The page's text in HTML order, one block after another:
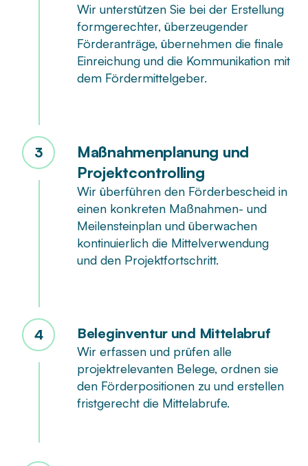
Wir unterstützen Sie bei der Erstellung
formgerechter, überzeugender
Förderanträge, übernehmen die finale
Einreichung und die Kommunikation mit
dem Fördermittelgeber.
3
Maßnahmenplanung und
Projektcontrolling
Wir überführen den Förderbescheid in
einen konkreten Maßnahmen- und
Meilensteinplan und überwachen
kontinuierlich die Mittelverwendung
und den Projektfortschritt.
4 Beleginventur und Mittelabruf
Wir erfassen und prüfen alle
projektrelevanten Belege, ordnen sie
den Förderpositionen zu und erstellen
fristgerecht die Mittelabrufe.